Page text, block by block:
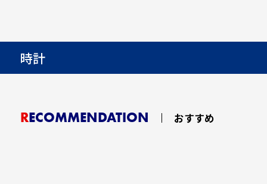
時計
RECOMMENDATION おすすめ